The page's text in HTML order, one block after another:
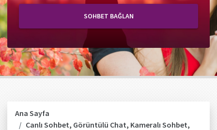
SOHBET BAĞLAN
Ana Sayfa
Canlı Sohbet, Görüntülü Chat, Kameralı Sohbet,